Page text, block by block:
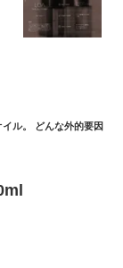
ル。 どんな外的要因